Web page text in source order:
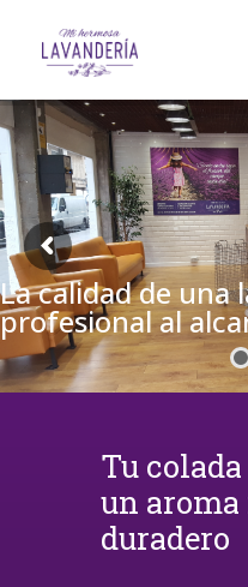
La calidad de una
profesional al
Tu
un
duradero